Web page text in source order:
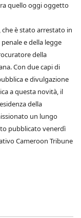
quello oggi oggetto
che è stato arrestato in
e della legge
della
Con due capi di
e divulgazione
a questa novità, il
della
un lungo
pubblicato venerdì
Cameroon Tribune